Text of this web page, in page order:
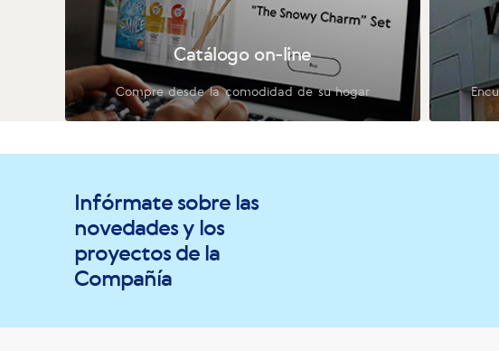
Catálogo on-line
Compre desde la comodidad de su hogar
Infórmate sobre las
novedades y los
proyectos de la
Compañía